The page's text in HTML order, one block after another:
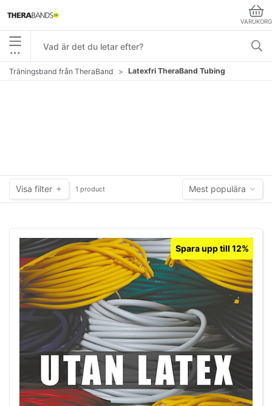
VARUKORG
•••
Träningsband från TheraBand Latexfri TheraBand Tubing
Visa filter 1 product Mest populära
Spara upp till 12%